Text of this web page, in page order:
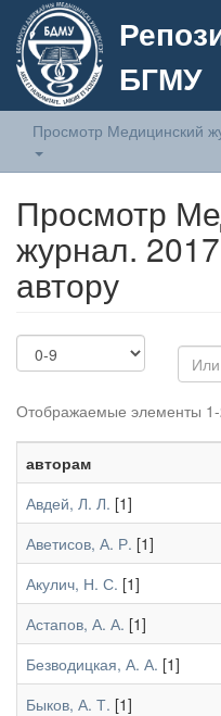
БГМУ
Просмотр Медицинский
Просмотр
журнал.
автору
Отображаемые элементы 1-
авторам
Авдей, Л. Л. [1]
Аветисов, А. Р. [1]
Акулич, Н. С. [1]
Астапов, А. А. [1]
Безводицкая, А. А. [1]
Быков, А. Т. [1]